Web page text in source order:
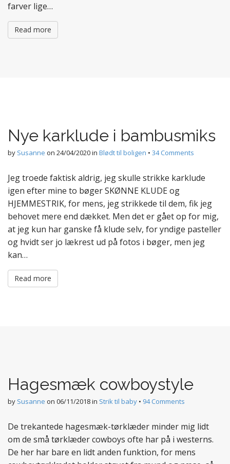
farver lige…
Read more
Nye karklude i bambusmiks
by Susanne on 24/04/2020in Blødt til boligen • 34 Comments
Jeg troede faktisk aldrig, jeg skulle strikke karklude
igen efter mine to bøger SKØNNE KLUDE og
HJEMMESTRIK, for mens, jeg strikkede til dem, fik jeg
behovet mere end dækket. Men det er gået op for mig,
at jeg kun har ganske få klude selv, for yndige pasteller
og hvidt ser jo lækrest ud på fotos i bøger, men jeg
kan…
Read more
Hagesmæk cowboystyle
by Susanne on 06/11/2018in Strik til baby • 94 Comments
De trekantede hagesmæk-tørklæder minder mig lidt
om de små tørklæder cowboys ofte har på i westerns.
De her har bare en lidt anden funktion, for mens